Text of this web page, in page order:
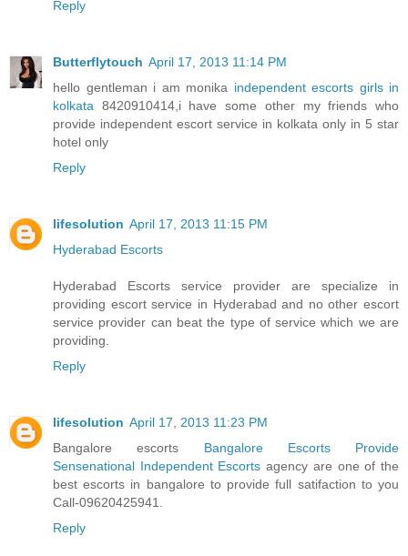
Reply
Butterflytouch April 17, 2013 11:14 PM
hello gentleman i am monika independent escorts girls in
kolkata 8420910414,i have some other my friends who
provide independent escort service in kolkata only in 5 star
hotel only
Reply
lifesolution April 17, 2013 11:15 PM
Hyderabad Escorts
Hyderabad Escorts service provider are specialize in
providing escort service in Hyderabad and no other escort
service provider can beat the type of service which we are
providing.
Reply
lifesolution April 17, 2013 11:23 PM
Bangalore escorts Bangalore Escorts Provide
Sensenational Independent Escorts agency are one of the
best escorts in bangalore to provide full satifaction to you
Call-09620425941.
Reply